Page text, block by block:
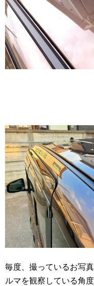
毎度、撮っているお写
ルマを観察している角度